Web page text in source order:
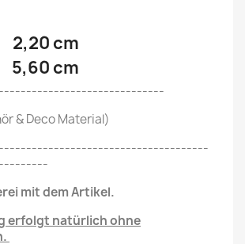
cm
cm
& Deco Material)
mit dem Artikel.
erfolgt natürlich ohne